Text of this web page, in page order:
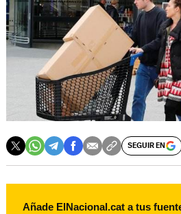
SEGUIR EN
Añade ElNacional.cat a tus